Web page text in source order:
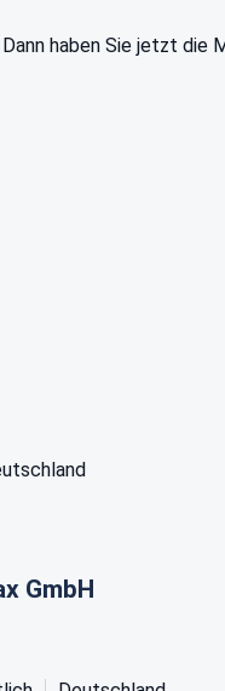
haben Sie jetzt
GmbH